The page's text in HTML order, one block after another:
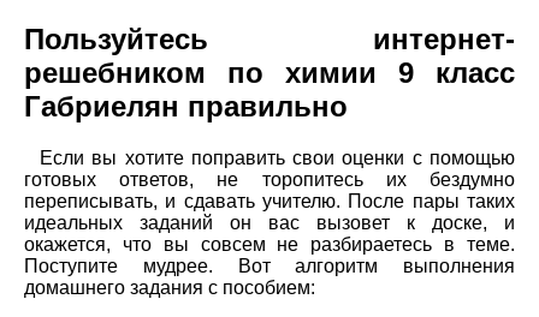
Пользуйтесь интернет-
решебником по химии 9 класс
Габриелян правильно
Если вы хотите поправить свои оценки с помощью
готовых ответов, не торопитесь их бездумно
переписывать, и сдавать учителю. После пары таких
идеальных заданий он вас вызовет к доске, и
окажется, что вы совсем не разбираетесь в теме.
Поступите мудрее. Вот алгоритм выполнения
домашнего задания с пособием: